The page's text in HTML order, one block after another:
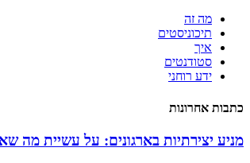
מה זה
תיכוניסטים
איך
סטודנטים
ידע רוחני
כתבות אחרונות
מניע יצירתיות בארגונים: על עשיית מה